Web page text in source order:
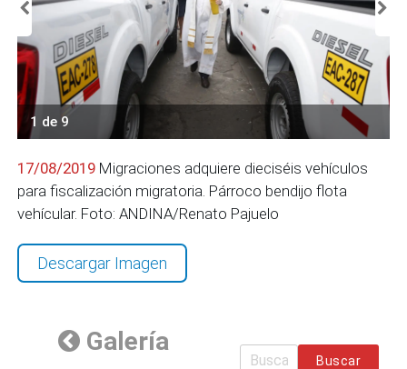
1 de 9
17/08/2019 Migraciones adquiere dieciséis vehículos
para fiscalización migratoria. Párroco bendijo flota
vehícular. Foto: ANDINA/Renato Pajuelo
Descargar Imagen
Galería
Buscar